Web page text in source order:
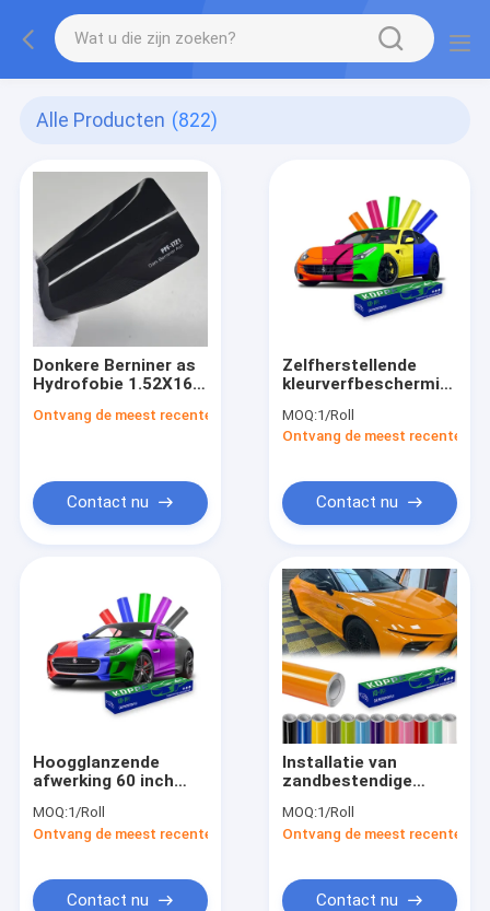
Alle Producten (822)
Donkere Berniner as
Hydrofobie 1.52X16m
ppf wrap
Ontvang de meest recente Prijs
Contact nu
Zelfherstellende
kleurbescherming
Afneembare lijm
MOQ:1/Roll
Ontvang de meest recente
Contact nu
Hoogglanzende
afwerking 60 inch
Beschermingsfilm
Sand Proof PPF Kleur
MOQ:1/Roll
Ontvang de meest recente Prijs
Contact nu
Installatie van
zandbestendige
vriendelijk gekleurde
PPF-wrap
MOQ:1/Roll
Ontvang de meest recente
Contact nu